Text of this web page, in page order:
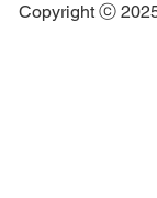
Copyright ⓒ